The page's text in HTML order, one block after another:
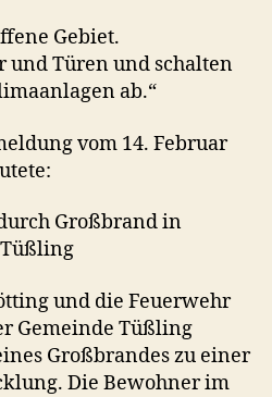
Gebiet.
und Türen und schalten
ab.“
vom 14. Februar
Großbrand in
und die Feuerwehr
Gemeinde Tüßling
Großbrandes zu einer
Die Bewohner im